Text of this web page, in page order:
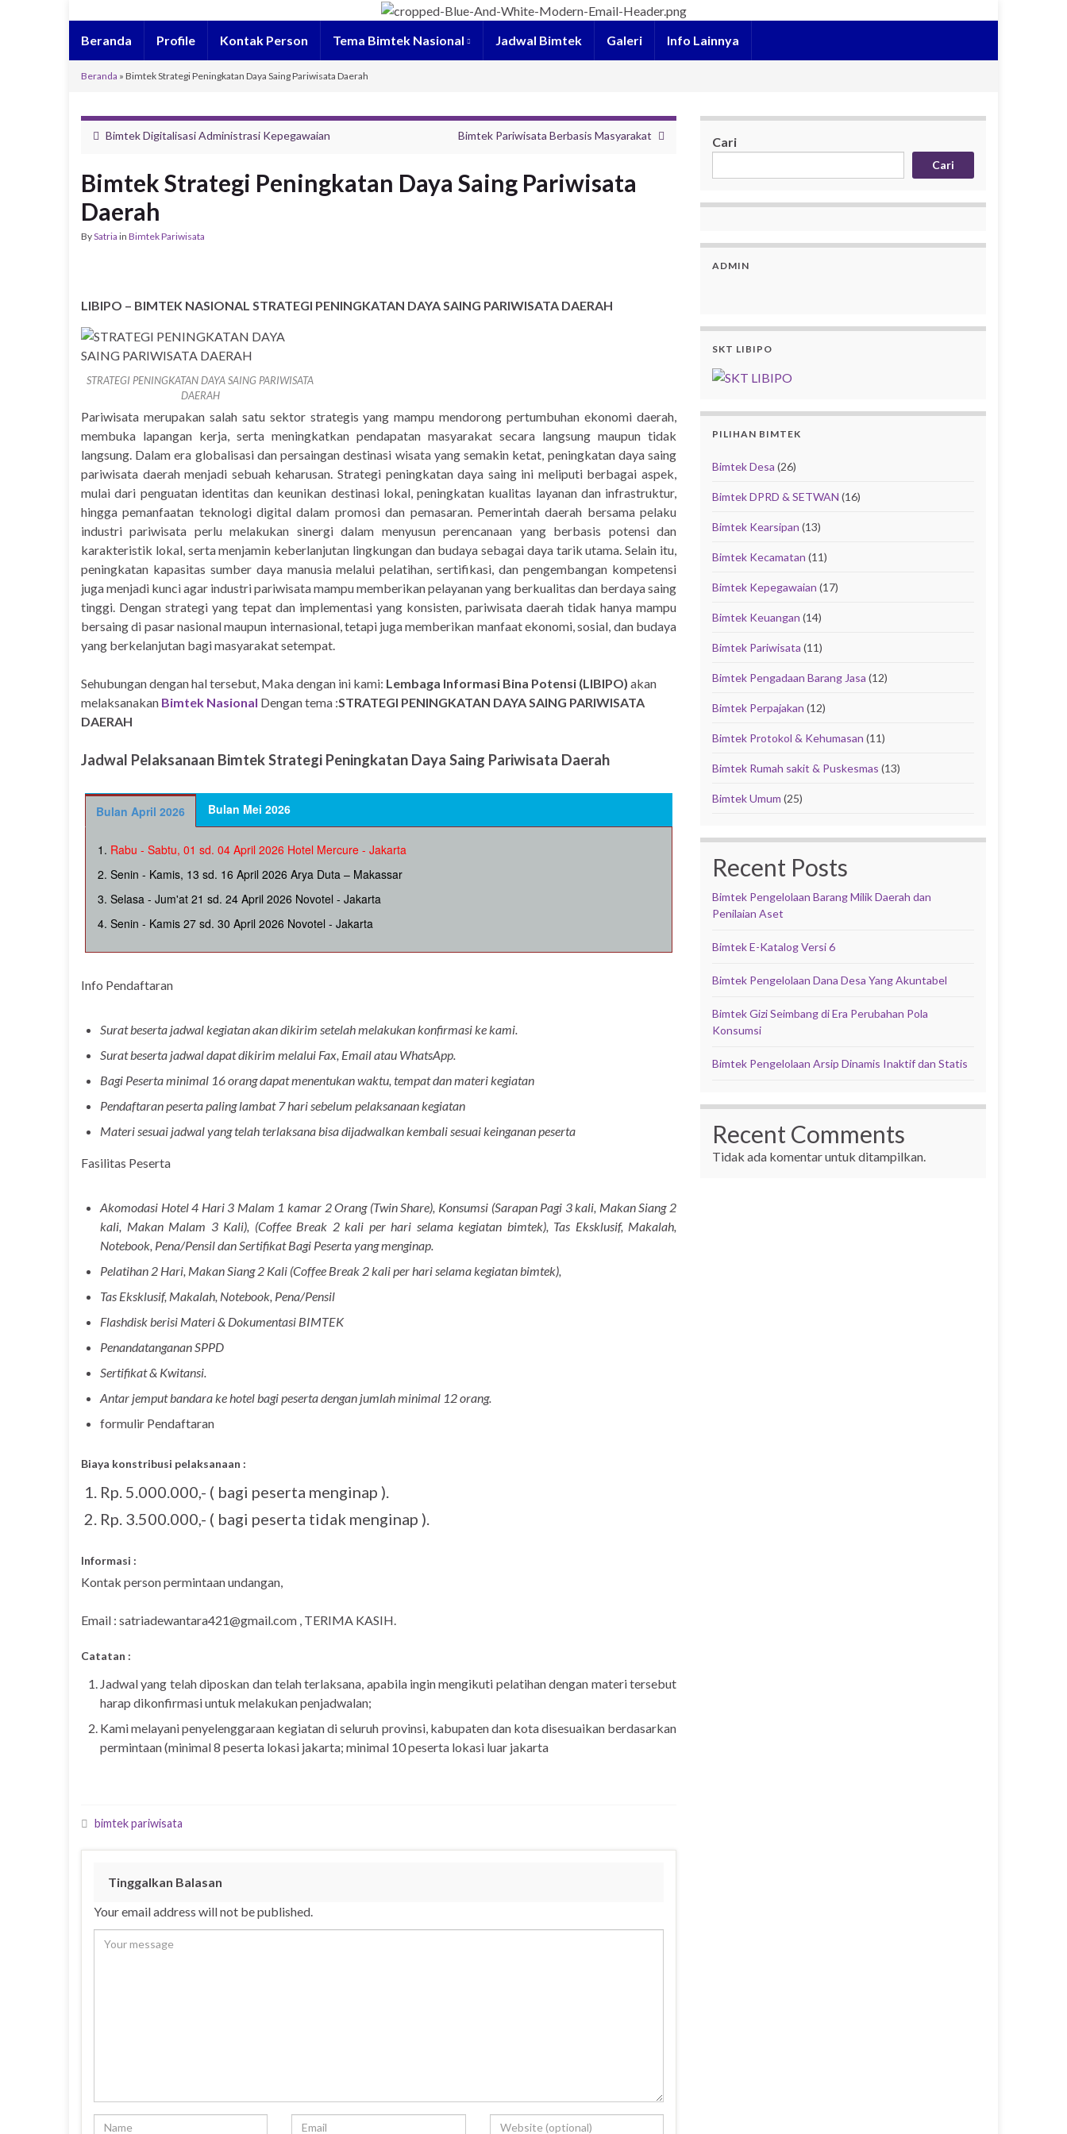
Beranda Profile Kontak Person Tema Bimtek Nasional Jadwal Bimtek Galeri Info Lainnya
Beranda » Bimtek Strategi Peningkatan Daya Saing Pariwisata Daerah
Bimtek Digitalisasi Administrasi Kepegawaian Bimtek Pariwisata Berbasis Masyarakat
Bimtek Strategi Peningkatan Daya Saing Pariwisata
Daerah
BySatria in Bimtek Pariwisata
LIBIPO – BIMTEK NASIONAL STRATEGI PENINGKATAN DAYA SAING PARIWISATA DAERAH
STRATEGI PENINGKATAN DAYA SAING PARIWISATA
DAERAH
Pariwisata merupakan salah satu sektor strategis yang mampu mendorong pertumbuhan ekonomi daerah,
membuka lapangan kerja, serta meningkatkan pendapatan masyarakat secara langsung maupun tidak
langsung. Dalam era globalisasi dan persaingan destinasi wisata yang semakin ketat, peningkatan daya saing
pariwisata daerah menjadi sebuah keharusan. Strategi peningkatan daya saing ini meliputi berbagai aspek,
mulai dari penguatan identitas dan keunikan destinasi lokal, peningkatan kualitas layanan dan infrastruktur,
hingga pemanfaatan teknologi digital dalam promosi dan pemasaran. Pemerintah daerah bersama pelaku
industri pariwisata perlu melakukan sinergi dalam menyusun perencanaan yang berbasis potensi dan
karakteristik lokal, serta menjamin keberlanjutan lingkungan dan budaya sebagai daya tarik utama. Selain itu,
peningkatan kapasitas sumber daya manusia melalui pelatihan, sertifikasi, dan pengembangan kompetensi
juga menjadi kunci agar industri pariwisata mampu memberikan pelayanan yang berkualitas dan berdaya saing
tinggi. Dengan strategi yang tepat dan implementasi yang konsisten, pariwisata daerah tidak hanya mampu
bersaing di pasar nasional maupun internasional, tetapi juga memberikan manfaat ekonomi, sosial, dan budaya
yang berkelanjutan bagi masyarakat setempat.
Sehubungan dengan hal tersebut, Maka dengan ini kami: Lembaga Informasi Bina Potensi (LIBIPO) akan
melaksanakan Bimtek Nasional Dengan tema :STRATEGI PENINGKATAN DAYA SAING PARIWISATA
DAERAH
Jadwal Pelaksanaan Bimtek Strategi Peningkatan Daya Saing Pariwisata Daerah
Bulan April 2026 Bulan Mei 2026
Rabu - Sabtu, 01 sd. 04 April 2026 Hotel Mercure - Jakarta
Senin - Kamis, 13 sd. 16 April 2026 Arya Duta – Makassar
Selasa - Jum'at 21 sd. 24 April 2026 Novotel - Jakarta
Senin - Kamis 27 sd. 30 April 2026 Novotel - Jakarta
Info Pendaftaran
Surat beserta jadwal kegiatan akan dikirim setelah melakukan konfirmasi ke kami.
Surat beserta jadwal dapat dikirim melalui Fax, Email atau WhatsApp.
Bagi Peserta minimal 16 orang dapat menentukan waktu, tempat dan materi kegiatan
Pendaftaran peserta paling lambat 7 hari sebelum pelaksanaan kegiatan
Materi sesuai jadwal yang telah terlaksana bisa dijadwalkan kembali sesuai keinganan peserta
Fasilitas Peserta
Akomodasi Hotel 4 Hari 3 Malam 1 kamar 2 Orang (Twin Share), Konsumsi (Sarapan Pagi 3 kali, Makan Siang 2
kali, Makan Malam 3 Kali), (Coffee Break 2 kali per hari selama kegiatan bimtek), Tas Eksklusif, Makalah,
Notebook, Pena/Pensil dan Sertifikat Bagi Peserta yang menginap.
Pelatihan 2 Hari, Makan Siang 2 Kali (Coffee Break 2 kali per hari selama kegiatan bimtek),
Tas Eksklusif, Makalah, Notebook, Pena/Pensil
Flashdisk berisi Materi & Dokumentasi BIMTEK
Penandatanganan SPPD
Sertifikat & Kwitansi.
Antar jemput bandara ke hotel bagi peserta dengan jumlah minimal 12 orang.
formulir Pendaftaran
Biaya konstribusi pelaksanaan :
Rp. 5.000.000,- ( bagi peserta menginap ).
Rp. 3.500.000,- ( bagi peserta tidak menginap ).
Informasi :
Kontak person permintaan undangan,
Email : satriadewantara421@gmail.com , TERIMA KASIH.
Catatan :
Jadwal yang telah diposkan dan telah terlaksana, apabila ingin mengikuti pelatihan dengan materi tersebut
harap dikonfirmasi untuk melakukan penjadwalan;
Kami melayani penyelenggaraan kegiatan di seluruh provinsi, kabupaten dan kota disesuaikan berdasarkan
permintaan (minimal 8 peserta lokasi jakarta; minimal 10 peserta lokasi luar jakarta
bimtek pariwisata
Tinggalkan Balasan
Your email address will not be published.
Cari
Cari
ADMIN
SKT LIBIPO
PILIHAN BIMTEK
Bimtek Desa (26)
Bimtek DPRD & SETWAN (16)
Bimtek Kearsipan (13)
Bimtek Kecamatan (11)
Bimtek Kepegawaian (17)
Bimtek Keuangan (14)
Bimtek Pariwisata (11)
Bimtek Pengadaan Barang Jasa (12)
Bimtek Perpajakan (12)
Bimtek Protokol & Kehumasan (11)
Bimtek Rumah sakit & Puskesmas (13)
Bimtek Umum (25)
Recent Posts
Bimtek Pengelolaan Barang Milik Daerah dan
Penilaian Aset
Bimtek E-Katalog Versi 6
Bimtek Pengelolaan Dana Desa Yang Akuntabel
Bimtek Gizi Seimbang di Era Perubahan Pola
Konsumsi
Bimtek Pengelolaan Arsip Dinamis Inaktif dan Statis
Recent Comments
Tidak ada komentar untuk ditampilkan.